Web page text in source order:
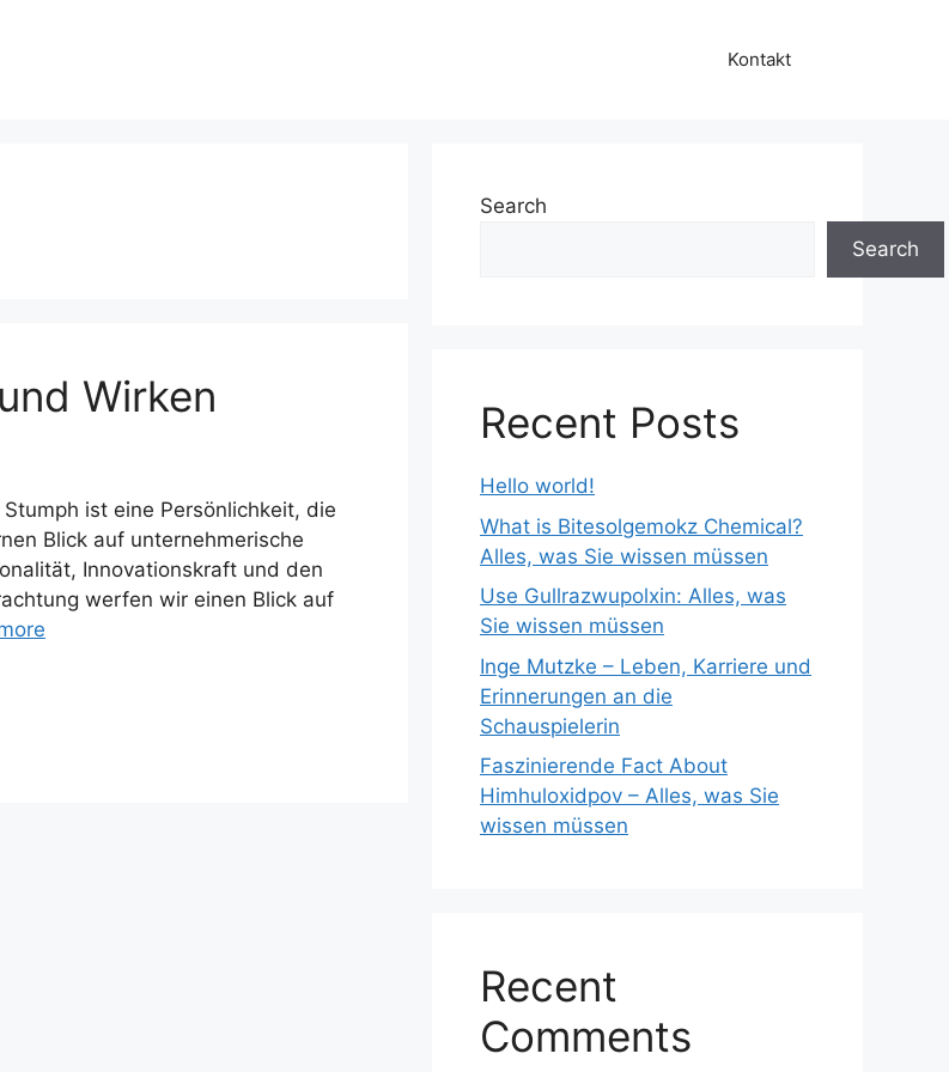
Kontakt
Wirken
ist eine Persönlichkeit, die
Blick auf unternehmerische
Innovationskraft und den
werfen wir einen Blick auf
Search
Search
Recent Posts
Hello world!
What is Bitesolgemokz Chemical?
Alles, was Sie wissen müssen
Use Gullrazwupolxin: Alles, was
Sie wissen müssen
Inge Mutzke – Leben, Karriere und
Erinnerungen an die
Schauspielerin
Faszinierende Fact About
Himhuloxidpov – Alles, was Sie
wissen müssen
Recent
Comments